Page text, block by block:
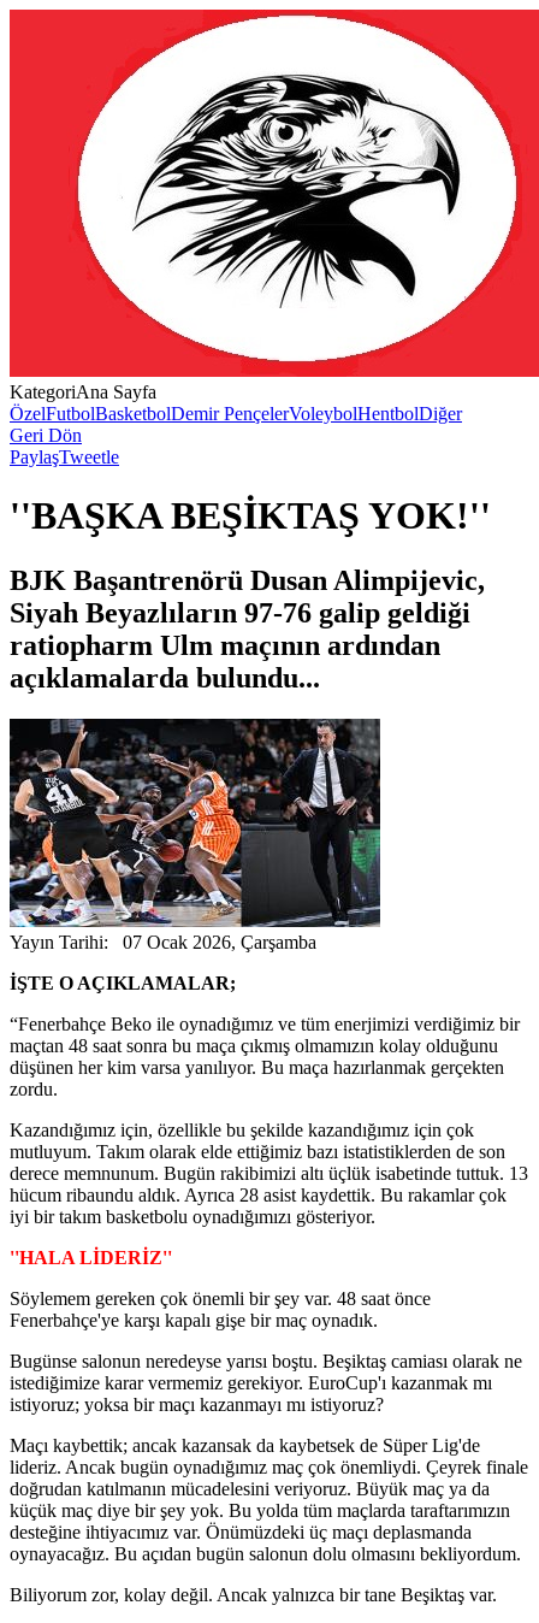
KategoriAna Sayfa
ÖzelFutbolBasketbolDemir PençelerVoleybolHentbolDiğer
Geri Dön
PaylaşTweetle
''BAŞKA BEŞİKTAŞ YOK!''
BJK Başantrenörü Dusan Alimpijevic,
Siyah Beyazlıların 97-76 galip geldiği
ratiopharm Ulm maçının ardından
açıklamalarda bulundu...
Yayın Tarihi: 07 Ocak 2026, Çarşamba
İŞTE O AÇIKLAMALAR;
“Fenerbahçe Beko ile oynadığımız ve tüm enerjimizi verdiğimiz bir
maçtan 48 saat sonra bu maça çıkmış olmamızın kolay olduğunu
düşünen her kim varsa yanılıyor. Bu maça hazırlanmak gerçekten
zordu.
Kazandığımız için, özellikle bu şekilde kazandığımız için çok
mutluyum. Takım olarak elde ettiğimiz bazı istatistiklerden de son
derece memnunum. Bugün rakibimizi altı üçlük isabetinde tuttuk. 13
hücum ribaundu aldık. Ayrıca 28 asist kaydettik. Bu rakamlar çok
iyi bir takım basketbolu oynadığımızı gösteriyor.
''HALA LİDERİZ''
Söylemem gereken çok önemli bir şey var. 48 saat önce
Fenerbahçe'ye karşı kapalı gişe bir maç oynadık.
Bugünse salonun neredeyse yarısı boştu. Beşiktaş camiası olarak ne
istediğimize karar vermemiz gerekiyor. EuroCup'ı kazanmak mı
istiyoruz; yoksa bir maçı kazanmayı mı istiyoruz?
Maçı kaybettik; ancak kazansak da kaybetsek de Süper Lig'de
lideriz. Ancak bugün oynadığımız maç çok önemliydi. Çeyrek finale
doğrudan katılmanın mücadelesini veriyoruz. Büyük maç ya da
küçük maç diye bir şey yok. Bu yolda tüm maçlarda taraftarımızın
desteğine ihtiyacımız var. Önümüzdeki üç maçı deplasmanda
oynayacağız. Bu açıdan bugün salonun dolu olmasını bekliyordum.
Biliyorum zor, kolay değil. Ancak yalnızca bir tane Beşiktaş var.